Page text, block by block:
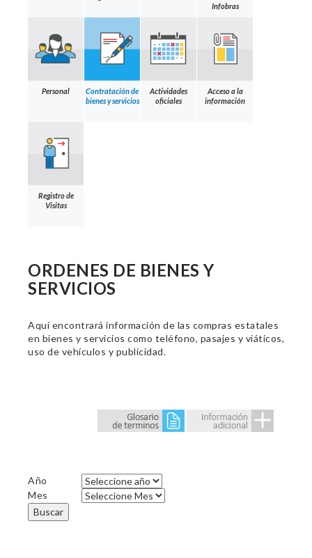
Infobras
Personal
Contratación de
bienes y servicios
Actividades
oficiales
Acceso a la
información
Registro de
Visitas
ORDENES DE BIENES Y
SERVICIOS
Aquí encontrará información de las compras estatales
en bienes y servicios como teléfono, pasajes y viáticos,
uso de vehículos y publicidad.
Año
Mes
Buscar